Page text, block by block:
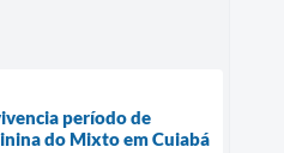
período de
do Mixto em Cuiabá